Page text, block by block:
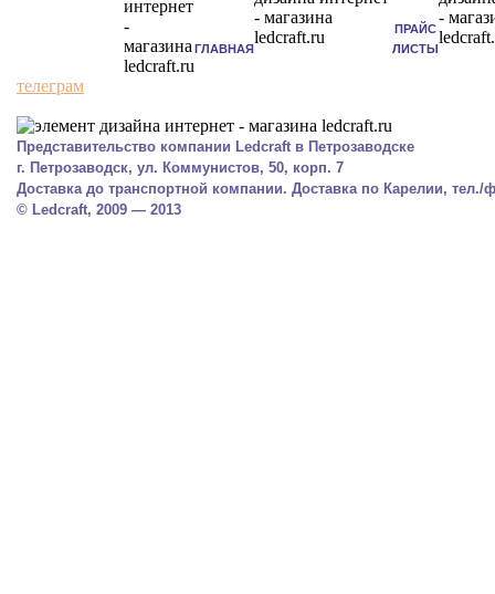
ГЛАВНАЯ
ПРАЙС
ЛИСТЫ
телеграм
Представительство компании Ledcraft в Петрозаводске
г. Петрозаводск, ул. Коммунистов, 50, корп. 7
Доставка до транспортной компании. Доставка по Карелии, тел./
© Ledcraft, 2009 — 2013